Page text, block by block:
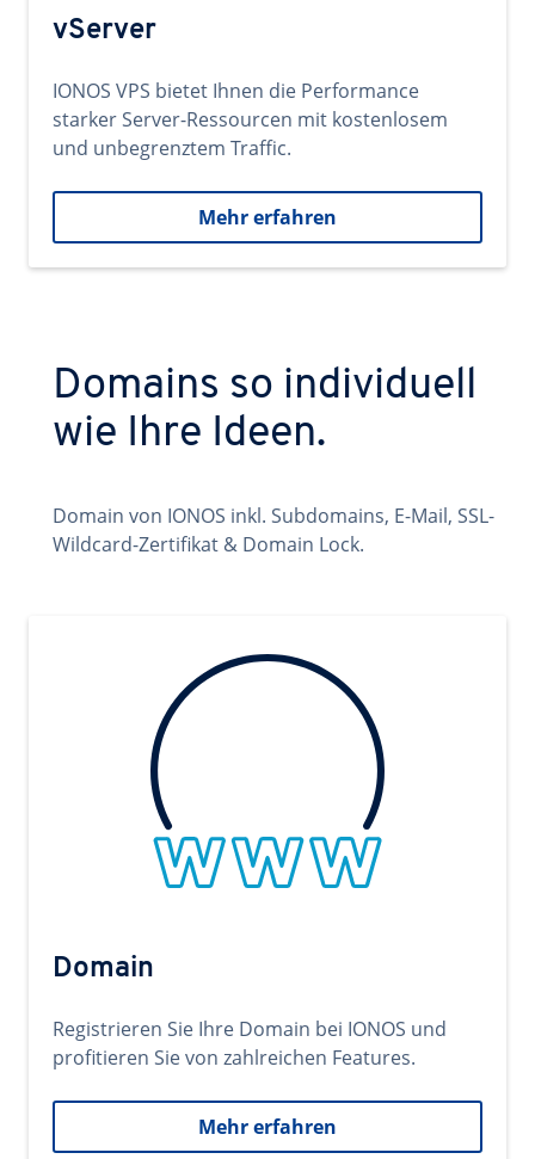
vServer
IONOS VPS bietet Ihnen die Performance
starker Server-Ressourcen mit kostenlosem
und unbegrenztem Traffic.
Mehr erfahren
Domains so individuell
wie Ihre Ideen.
Domain von IONOS inkl. Subdomains, E-Mail, SSL-
Wildcard-Zertifikat & Domain Lock.
Domain
Registrieren Sie Ihre Domain bei IONOS und
profitieren Sie von zahlreichen Features.
Mehr erfahren